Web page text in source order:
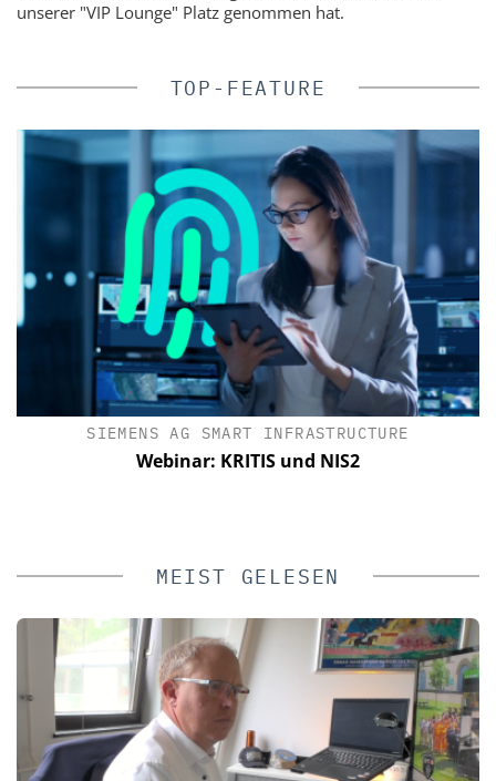
unserer "VIP Lounge" Platz genommen hat.
TOP-FEATURE
SIEMENS AG SMART INFRASTRUCTURE
Webinar: KRITIS und NIS2
MEIST GELESEN